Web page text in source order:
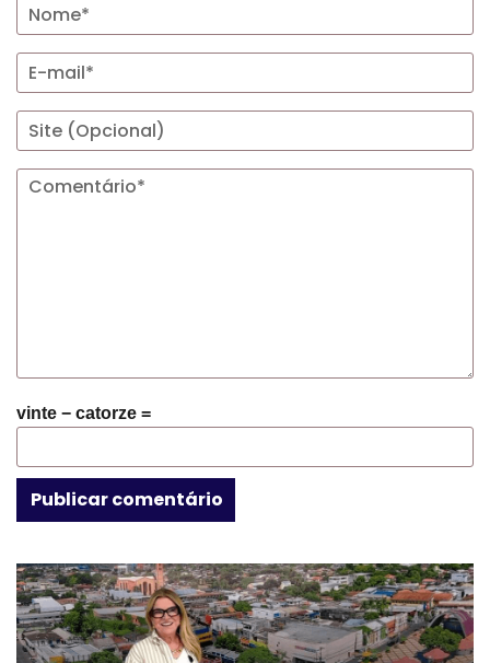
vinte − catorze =